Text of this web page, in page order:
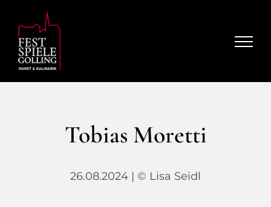
Inhalt
springen
Tobias Moretti
26.08.2024 | © Lisa Seidl